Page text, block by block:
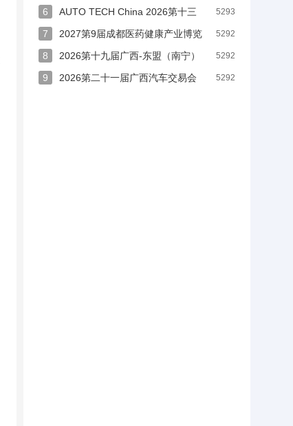
IR）
商交易博览会（跨交会 ICBE）
5293
6
AUTO TECH China 2026第十三
届广州国际汽车零部件及加工技术、汽车模具
展览会
5292
7
2027第9届成都医药健康产业博览
会（成都药交会）
5292
8
2026第十九届广西-东盟（南宁）
国际汽车展览会暨新能源·智能汽车展 | 房车露
5292
9
2026第二十一届广西汽车交易会